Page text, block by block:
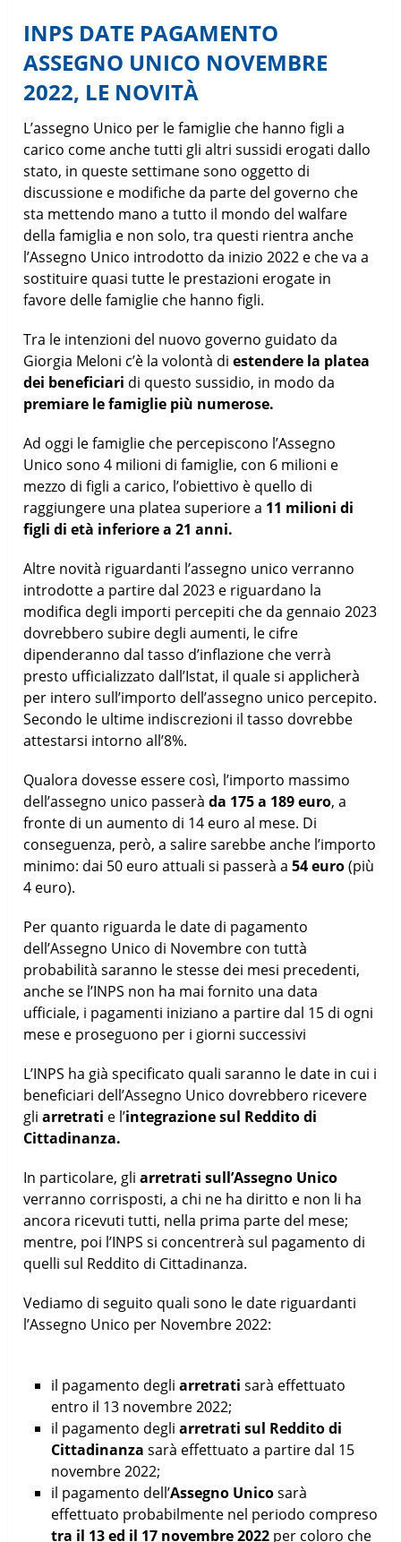
INPS DATE PAGAMENTO
ASSEGNO UNICO NOVEMBRE
2022, LE NOVITÀ
L’assegno Unico per le famiglie che hanno figli a
carico come anche tutti gli altri sussidi erogati dallo
stato, in queste settimane sono oggetto di
discussione e modifiche da parte del governo che
sta mettendo mano a tutto il mondo del walfare
della famiglia e non solo, tra questi rientra anche
l’Assegno Unico introdotto da inizio 2022 e che va a
sostituire quasi tutte le prestazioni erogate in
favore delle famiglie che hanno figli.
Tra le intenzioni del nuovo governo guidato da
Giorgia Meloni c’è la volontà diestendere la platea
dei beneficiari di questo sussidio, in modo da
premiare le famiglie più numerose.
Ad oggi le famiglie che percepiscono l’Assegno
Unico sono 4 milioni di famiglie, con 6 milioni e
mezzo di figli a carico, l’obiettivo è quello di
raggiungere una platea superiore a 11 milioni di
figli di età inferiore a 21 anni.
Altre novità riguardanti l’assegno unico verranno
introdotte a partire dal 2023 e riguardano la
modifica degli importi percepiti che da gennaio 2023
dovrebbero subire degli aumenti, le cifre
dipenderanno dal tasso d’inflazione che verrà
presto ufficializzato dall’Istat, il quale si applicherà
per intero sull’importo dell’assegno unico percepito.
Secondo le ultime indiscrezioni il tasso dovrebbe
attestarsi intorno all’8%.
Qualora dovesse essere così, l’importo massimo
dell’assegno unico passeràda 175 a 189 euro, a
fronte di un aumento di 14 euro al mese. Di
conseguenza, però, a salire sarebbe anche l’importo
minimo: dai 50 euro attuali si passerà a54 euro(più
4 euro).
Per quanto riguarda le date di pagamento
dell’Assegno Unico di Novembre con tuttà
probabilità saranno le stesse dei mesi precedenti,
anche se l’INPS non ha mai fornito una data
ufficiale, i pagamenti iniziano a partire dal 15 di ogni
mese e proseguono per i giorni successivi
L’INPS ha già specificato quali saranno le date in cui i
beneficiari dell’Assegno Unico dovrebbero ricevere
gliarretrati e l’integrazione sul Reddito di
Cittadinanza.
In particolare, gliarretrati sull’Assegno Unico
verranno corrisposti, a chi ne ha diritto e non li ha
ancora ricevuti tutti, nella prima parte del mese;
mentre, poi l’INPS si concentrerà sul pagamento di
quelli sul Reddito di Cittadinanza.
Vediamo di seguito quali sono le date riguardanti
l’Assegno Unico per Novembre 2022:
il pagamento degli arretrati sarà effettuato
entro il 13 novembre 2022;
il pagamento degli arretrati sul Reddito di
Cittadinanza sarà effettuato a partire dal 15
novembre 2022;
il pagamento dell’Assegno Unicosarà
effettuato probabilmente nel periodo compreso
tra il 13 ed il 17 novembre 2022 per coloro che